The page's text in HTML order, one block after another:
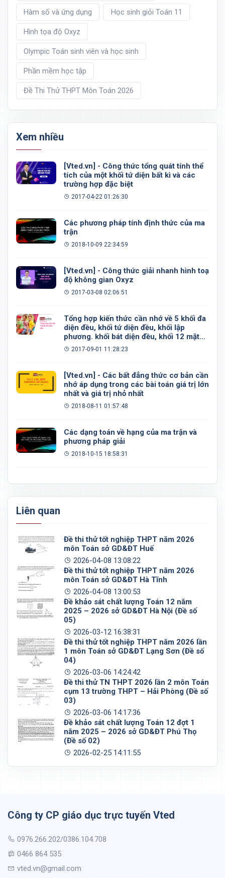
Hàm số và ứng dụng Học sinh giỏi Toán 11
Hình tọa độ Oxyz
Olympic Toán sinh viên và học sinh
Phần mềm học tập
Đề Thi Thử THPT Môn Toán 2026
Xem nhiều
[Vted.vn] - Công thức tổng quát tính thể
tích của một khối tứ diện bất kì và các
trường hợp đặc biệt
2017-04-22 01:26:30
Các phương pháp tính định thức của ma
trận
2018-10-09 22:34:59
[Vted.vn] - Công thức giải nhanh hình toạ
độ không gian Oxyz
2017-03-08 02:06:51
Tổng hợp kiến thức cần nhớ về 5 khối đa
diện đều, khối tứ diện đều, khối lập
phương. khối bát diện đều, khối 12 mặt
đều, khối 20 mặt đều
2017-09-01 11:28:23
[Vted.vn] - Các bất đẳng thức cơ bản cần
nhớ áp dụng trong các bài toán giá trị lớn
nhất và giá trị nhỏ nhất
2018-08-11 01:57:48
Các dạng toán về hạng của ma trận và
phương pháp giải
2018-10-15 18:58:31
Liên quan
Đề thi thử tốt nghiệp THPT năm 2026
môn Toán sở GD&ĐT Huế
2026-04-08 13:08:22
Đề thi thử tốt nghiệp THPT năm 2026
môn Toán sở GD&ĐT Hà Tĩnh
2026-04-08 13:00:53
Đề khảo sát chất lượng Toán 12 năm
2025 – 2026 sở GD&ĐT Hà Nội (Đề số
05)
2026-03-12 16:38:31
Đề thi thử tốt nghiệp THPT năm 2026 lần
1 môn Toán sở GD&ĐT Lạng Sơn (Đề số
04)
2026-03-06 14:24:42
Đề thi thử TN THPT 2026 lần 2 môn Toán
cụm 13 trường THPT – Hải Phòng (Đề số
03)
2026-03-06 14:17:36
Đề khảo sát chất lượng Toán 12 đợt 1
năm 2025 – 2026 sở GD&ĐT Phú Thọ
(Đề số 02)
2026-02-25 14:11:55
Công ty CP giáo dục trực tuyến Vted
0976.266.202/0386.104.708
0466 864 535
vted.vn@gmail.com